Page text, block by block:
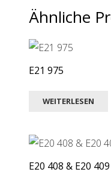
Ähnliche
E21 975
WEITERLESEN
E20 408 & E20 409